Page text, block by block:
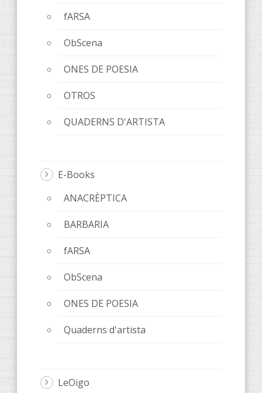
fARSA
ObScena
ONES DE POESIA
OTROS
QUADERNS D'ARTISTA
E-Books
ANACRÈPTICA
BARBARIA
fARSA
ObScena
ONES DE POESIA
Quaderns d'artista
LeOigo